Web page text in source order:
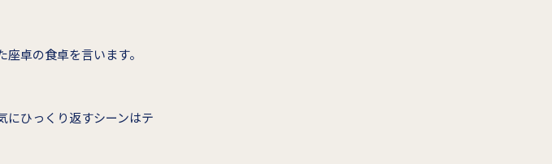
卓の食卓を言います。
にひっくり返すシーンはテ